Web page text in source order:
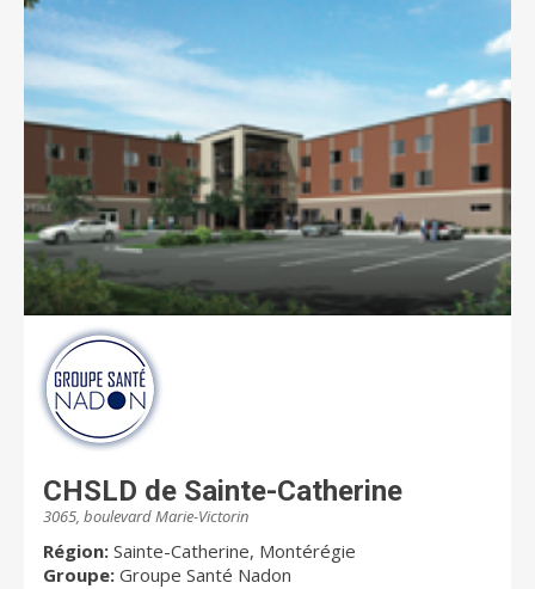
CHSLD de Sainte-Catherine
3065, boulevard Marie-Victorin
Région: Sainte-Catherine, Montérégie
Groupe: Groupe Santé Nadon